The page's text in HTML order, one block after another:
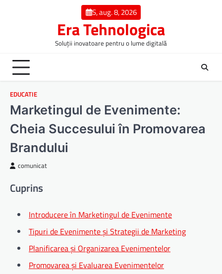
S, aug. 8, 2026
Era Tehnologica
Soluții inovatoare pentru o lume digitală
EDUCATIE
Marketingul de Evenimente:
Cheia Succesului în Promovarea
Brandului
comunicat
Cuprins
Introducere în Marketingul de Evenimente
Tipuri de Evenimente și Strategii de Marketing
Planificarea și Organizarea Evenimentelor
Promovarea și Evaluarea Evenimentelor